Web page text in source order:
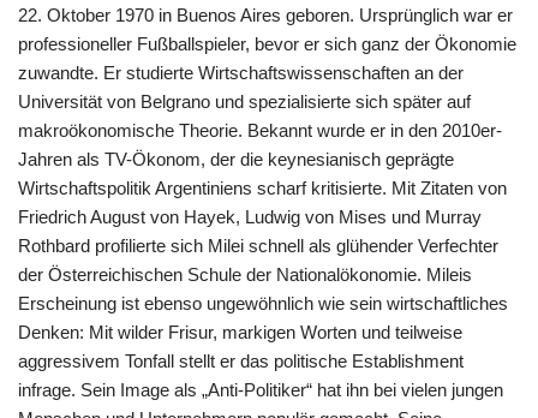
22. Oktober 1970 in Buenos Aires geboren. Ursprünglich war er
professioneller Fußballspieler, bevor er sich ganz der Ökonomie
zuwandte. Er studierte Wirtschaftswissenschaften an der
Universität von Belgrano und spezialisierte sich später auf
makroökonomische Theorie. Bekannt wurde er in den 2010er-
Jahren als TV-Ökonom, der die keynesianisch geprägte
Wirtschaftspolitik Argentiniens scharf kritisierte. Mit Zitaten von
Friedrich August von Hayek, Ludwig von Mises und Murray
Rothbard profilierte sich Milei schnell als glühender Verfechter
der Österreichischen Schule der Nationalökonomie. Mileis
Erscheinung ist ebenso ungewöhnlich wie sein wirtschaftliches
Denken: Mit wilder Frisur, markigen Worten und teilweise
aggressivem Tonfall stellt er das politische Establishment
infrage. Sein Image als „Anti-Politiker“ hat ihn bei vielen jungen